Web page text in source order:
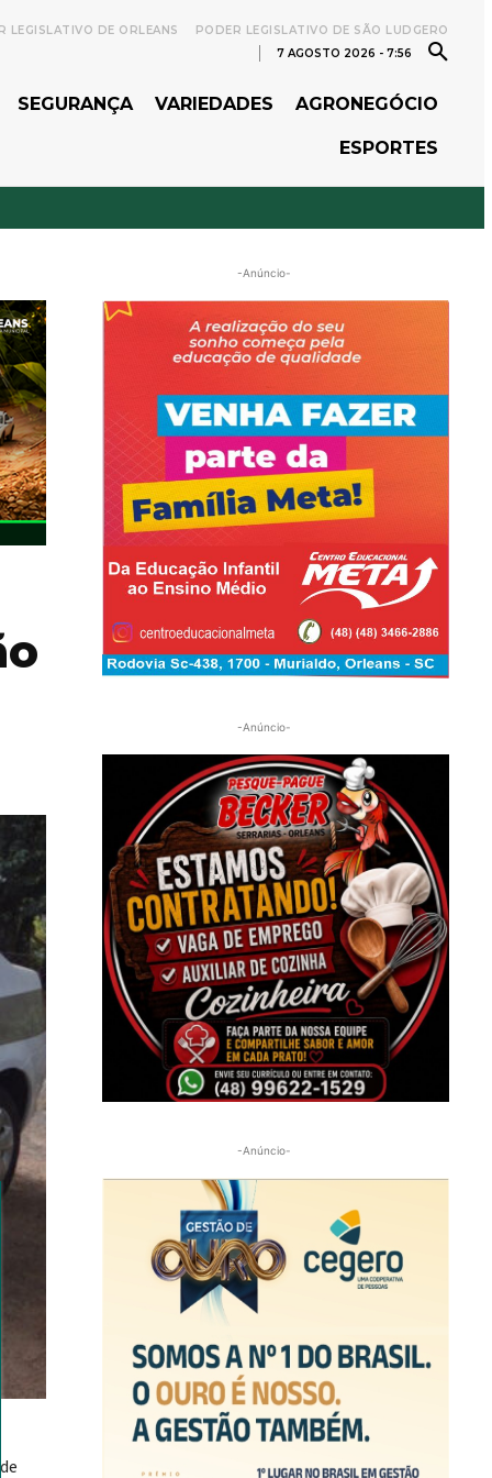
LEGISLATIVO DE ORLEANS
PODER LEGISLATIVO DE SÃO LUDGERO
7 AGOSTO 2026 - 7:56
SEGURANÇA VARIEDADES AGRONEGÓCIO
ESPORTES
-Anúncio-
-Anúncio-
-Anúncio-